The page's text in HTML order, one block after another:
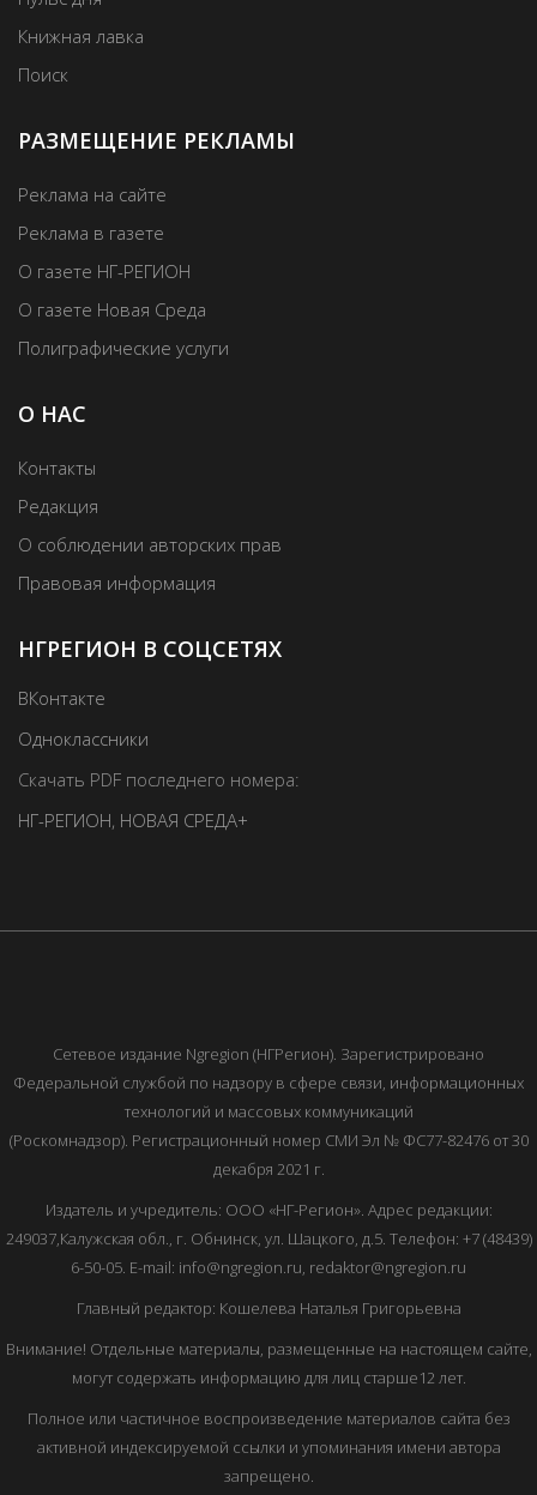
Книжная лавка
Поиск
РАЗМЕЩЕНИЕ РЕКЛАМЫ
Реклама на сайте
Реклама в газете
О газете НГ-РЕГИОН
О газете Новая Среда
Полиграфические услуги
О НАС
Контакты
Редакция
О соблюдении авторских прав
Правовая информация
НГРЕГИОН В СОЦСЕТЯХ
ВКонтакте
Одноклассники
Скачать PDF последнего номера:
НГ-РЕГИОН, НОВАЯ СРЕДА+
Сетевое издание Ngregion (НГРегион). Зарегистрировано
Федеральной службой по надзору в сфере связи, информационных
технологий и массовых коммуникаций
(Роскомнадзор). Регистрационный номер СМИ Эл № ФС77-82476 от 30
декабря 2021 г.
Издатель и учредитель: ООО «НГ-Регион». Адрес редакции:
249037,Калужская обл., г. Обнинск, ул. Шацкого, д.5. Телефон: +7 (48439)
6-50-05. E-mail: info@ngregion.ru, redaktor@ngregion.ru
Главный редактор: Кошелева Наталья Григорьевна
Внимание! Отдельные материалы, размещенные на настоящем сайте,
могут содержать информацию для лиц старше12 лет.
Полное или частичное воспроизведение материалов сайта без
активной индексируемой ссылки и упоминания имени автора
запрещено.